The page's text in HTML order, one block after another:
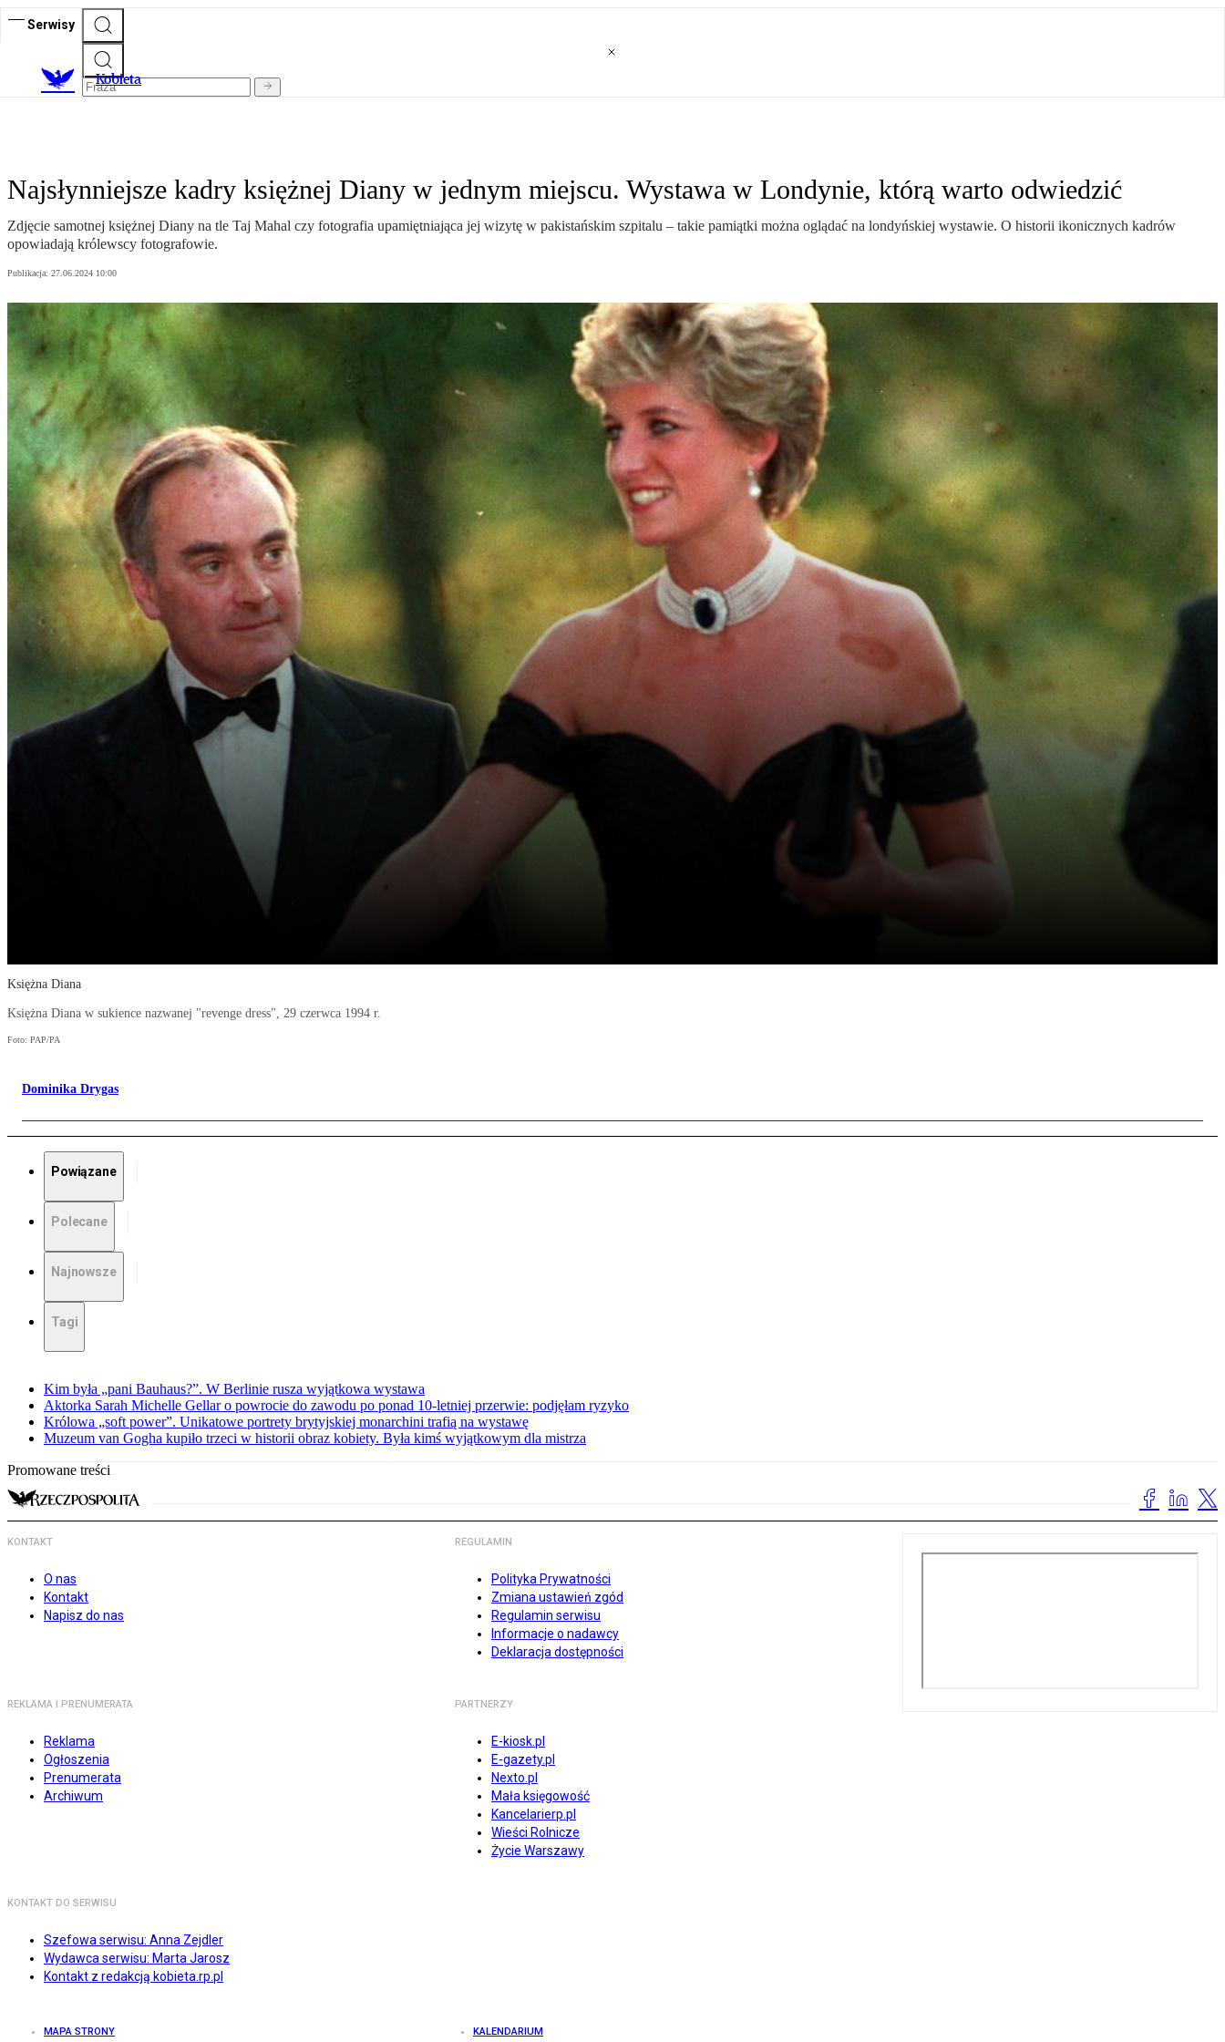
Serwisy
Kobieta
Najsłynniejsze kadry księżnej Diany w jednym miejscu. Wystawa w Londynie, którą warto odwiedzić
Zdjęcie samotnej księżnej Diany na tle Taj Mahal czy fotografia upamiętniająca jej wizytę w pakistańskim szpitalu – takie pamiątki można oglądać na londyńskiej wystawie. O historii ikonicznych kadrów
opowiadają królewscy fotografowie.
Publikacja: 27.06.2024 10:00
Księżna Diana
Księżna Diana w sukience nazwanej "revenge dress", 29 czerwca 1994 r.
Foto: PAP/PA
Dominika Drygas
Powiązane
Polecane
Najnowsze
Tagi
Kim była „pani Bauhaus?”. W Berlinie rusza wyjątkowa wystawa
Aktorka Sarah Michelle Gellar o powrocie do zawodu po ponad 10-letniej przerwie: podjęłam ryzyko
Królowa „soft power”. Unikatowe portrety brytyjskiej monarchini trafią na wystawę
Muzeum van Gogha kupiło trzeci w historii obraz kobiety. Była kimś wyjątkowym dla mistrza
Promowane treści
KONTAKT
O nas
Kontakt
Napisz do nas
REGULAMIN
Polityka Prywatności
Zmiana ustawień zgód
Regulamin serwisu
Informacje o nadawcy
Deklaracja dostępności
REKLAMA I PRENUMERATA
Reklama
Ogłoszenia
Prenumerata
Archiwum
PARTNERZY
E-kiosk.pl
E-gazety.pl
Nexto.pl
Mała księgowość
Kancelarierp.pl
Wieści Rolnicze
Życie Warszawy
KONTAKT DO SERWISU
Szefowa serwisu: Anna Zejdler
Wydawca serwisu: Marta Jarosz
Kontakt z redakcją kobieta.rp.pl
MAPA STRONY KALENDARIUM